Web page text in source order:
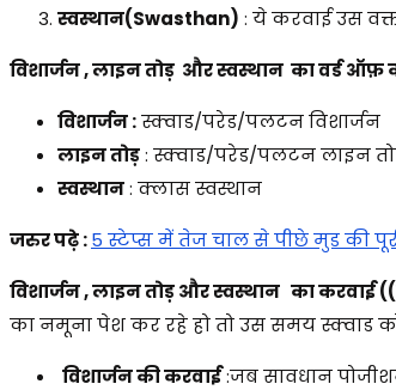
स्वस्थान(Swasthan) : ये करवाई उस
विशार्जन , लाइन तोड़ और स्वस्थान का वर्ड ऑफ़
विशार्जन :स्क्वाड/परेड/पलटन विशार्जन
लाइन तोड़: स्क्वाड/परेड/पलटन लाइन
स्वस्थान: क्लास स्वस्थान
जरुर पढ़े :5 स्टेप्स में तेज चाल से पीछे मुड की
विशार्जन , लाइन तोड़ और स्वस्थान का करवाई (
का नमूना पेश कर रहे हो तो उस समय स्क्वाड
विशार्जन की करवाई:जब सावधान